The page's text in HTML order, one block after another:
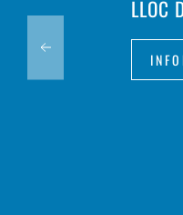
LLOC